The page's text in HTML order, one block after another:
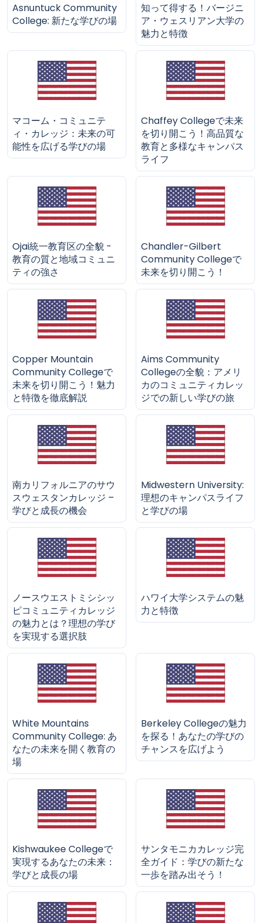
Asnuntuck Community
College: 新たな学びの場
知って得する！バージニ
ア・ウェスリアン大学の
魅力と特徴
マコーム・コミュニテ
ィ・カレッジ：未来の可
能性を広げる学びの場
Chaffey Collegeで未来
を切り開こう！高品質な
教育と多様なキャンパス
ライフ
Ojai統一教育区の全貌 -
教育の質と地域コミュニ
ティの強さ
Chandler-Gilbert
Community Collegeで
未来を切り開こう！
Copper Mountain
Community Collegeで
未来を切り開こう！魅力
と特徴を徹底解説
Aims Community
Collegeの全貌：アメリ
カのコミュニティカレッ
ジでの新しい学びの旅
南カリフォルニアのサウ
スウェスタンカレッジ –
学びと成長の機会
Midwestern University:
理想のキャンパスライフ
と学びの場
ノースウエストミシシッ
ピコミュニティカレッジ
の魅力とは？理想の学び
を実現する選択肢
ハワイ大学システムの魅
力と特徴
White Mountains
Community College: あ
なたの未来を開く教育の
場
Berkeley Collegeの魅力
を探る！あなたの学びの
チャンスを広げよう
Kishwaukee Collegeで
実現するあなたの未来：
学びと成長の場
サンタモニカカレッジ完
全ガイド：学びの新たな
一歩を踏み出そう！